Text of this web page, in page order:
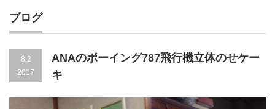
ブログ
8.2
2017
ANAのボーイング787飛行機立体のせケー
キ